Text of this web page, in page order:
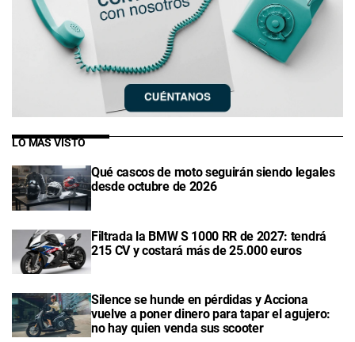
LO MÁS VISTO
Qué cascos de moto seguirán siendo legales
desde octubre de 2026
Filtrada la BMW S 1000 RR de 2027: tendrá
215 CV y costará más de 25.000 euros
Silence se hunde en pérdidas y Acciona
vuelve a poner dinero para tapar el agujero:
no hay quien venda sus scooter